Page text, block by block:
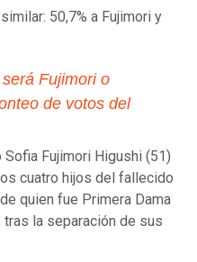
50,7% a Fujimori y
Fujimori o
de votos del
Sofia Fujimori Higushi (51)
cuatro hijos del fallecido
quien fue Primera Dama
tras la separación de sus